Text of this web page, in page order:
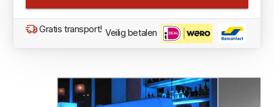
Gratis transport! Veilig betalen